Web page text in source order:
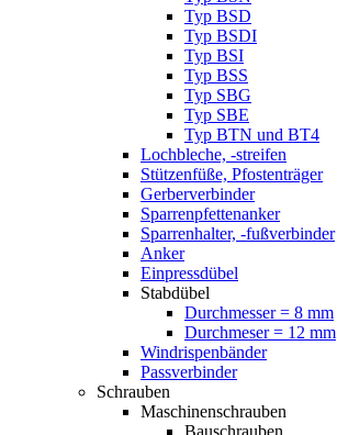
Typ BSD
Typ BSDI
Typ BSI
Typ BSS
Typ SBG
Typ SBE
Typ BTN und BT4
Lochbleche, -streifen
Stützenfüße, Pfostenträger
Gerberverbinder
Sparrenpfettenanker
Sparrenhalter, -fußverbinder
Anker
Einpressdübel
Stabdübel
Durchmesser = 8 mm
Durchmeser = 12 mm
Windrispenbänder
Passverbinder
Schrauben
Maschinenschrauben
Bauschrauben